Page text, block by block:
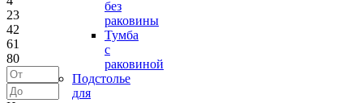
без
раковины
Тумба
с
раковиной
Подстолье
для
23
42
61
80